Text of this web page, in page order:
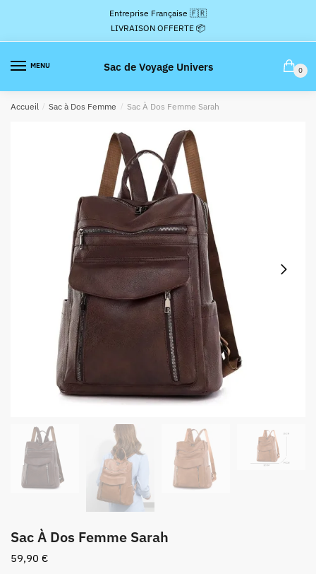
la
navigation
contenu
Entreprise Française 🇫🇷
LIVRAISON OFFERTE 📦
MENU Sac de Voyage Univers 0
Accueil / Sac à Dos Femme / Sac À Dos Femme Sarah
Sac À Dos Femme Sarah
59,90 €